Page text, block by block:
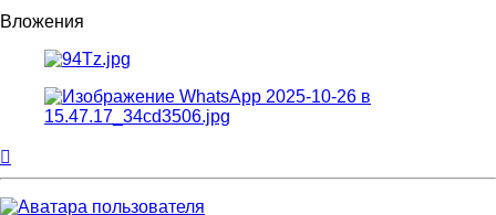
Вложения